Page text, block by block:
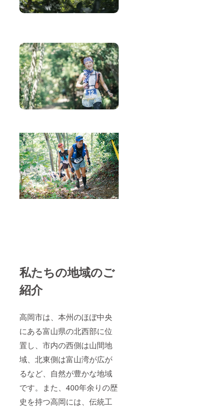
私たちの地域のご
紹介
高岡市は、本州のほぼ中央
にある富山県の北西部に位
置し、市内の西側は山間地
域、北東側は富山湾が広が
るなど、自然が豊かな地域
です。また、400年余りの歴
史を持つ高岡には、伝統工